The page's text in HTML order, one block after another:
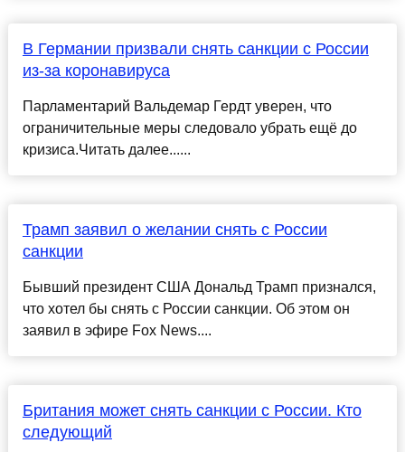
В Германии призвали снять санкции с России
из-за коронавируса
Парламентарий Вальдемар Гердт уверен, что
ограничительные меры следовало убрать ещё до
кризиса.Читать далее......
Трамп заявил о желании снять с России
санкции
Бывший президент США Дональд Трамп признался,
что хотел бы снять с России санкции. Об этом он
заявил в эфире Fox News....
Британия может снять санкции с России. Кто
следующий